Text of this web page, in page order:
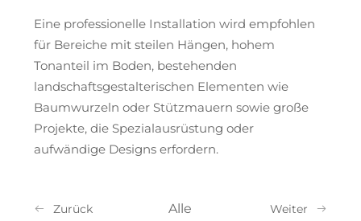
Eine professionelle Installation wird empfohlen
für Bereiche mit steilen Hängen, hohem
Tonanteil im Boden, bestehenden
landschaftsgestalterischen Elementen wie
Baumwurzeln oder Stützmauern sowie große
Projekte, die Spezialausrüstung oder
aufwändige Designs erfordern.
Zurück Alle Weiter